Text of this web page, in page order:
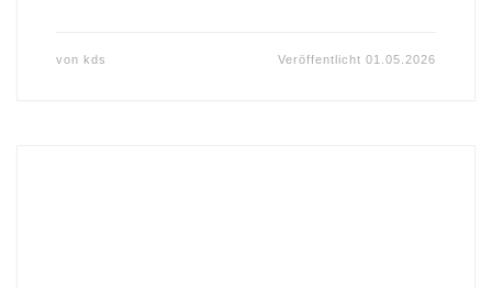
von kds Veröffentlicht01.05.2026